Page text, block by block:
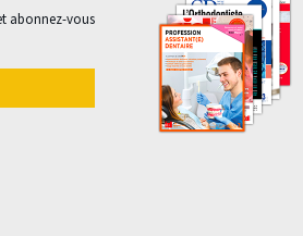
abonnez-vous